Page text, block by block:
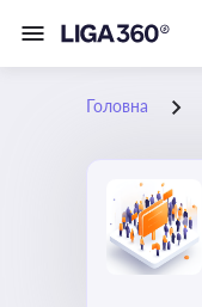
Головна